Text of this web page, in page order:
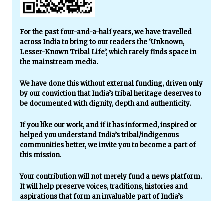
For the past four-and-a-half years, we have travelled
across India to bring to our readers the ‘Unknown,
Lesser-Known Tribal Life’, which rarely finds space in
the mainstream media.
We have done this without external funding, driven only
by our conviction that India’s tribal heritage deserves to
be documented with dignity, depth and authenticity.
If you like our work, and if it has informed, inspired or
helped you understand India’s tribal/indigenous
communities better, we invite you to become a part of
this mission.
Your contribution will not merely fund a news platform.
It will help preserve voices, traditions, histories and
aspirations that form an invaluable part of India’s